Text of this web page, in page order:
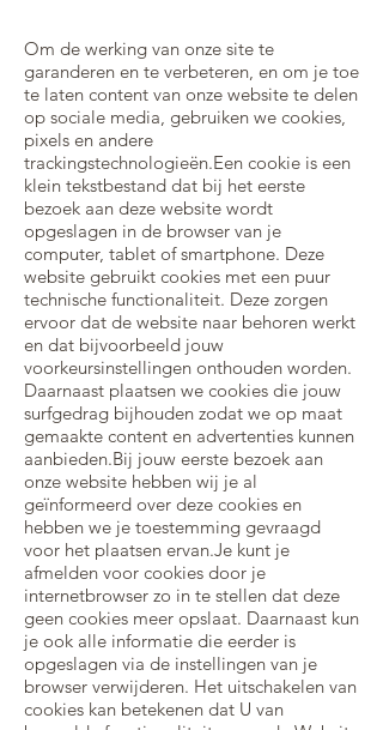
Om de werking van onze site te
garanderen en te verbeteren, en om je toe
te laten content van onze website te delen
op sociale media, gebruiken we cookies,
pixels en andere
trackingstechnologieën.Een cookie is een
klein tekstbestand dat bij het eerste
bezoek aan deze website wordt
opgeslagen in de browser van je
computer, tablet of smartphone. Deze
website gebruikt cookies met een puur
technische functionaliteit. Deze zorgen
ervoor dat de website naar behoren werkt
en dat bijvoorbeeld jouw
voorkeursinstellingen onthouden worden.
Daarnaast plaatsen we cookies die jouw
surfgedrag bijhouden zodat we op maat
gemaakte content en advertenties kunnen
aanbieden.Bij jouw eerste bezoek aan
onze website hebben wij je al
geïnformeerd over deze cookies en
hebben we je toestemming gevraagd
voor het plaatsen ervan.Je kunt je
afmelden voor cookies door je
internetbrowser zo in te stellen dat deze
geen cookies meer opslaat. Daarnaast kun
je ook alle informatie die eerder is
opgeslagen via de instellingen van je
browser verwijderen. Het uitschakelen van
cookies kan betekenen dat U van